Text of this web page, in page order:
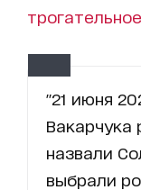
"21 июня
Вакарчука
назвали
выбрали